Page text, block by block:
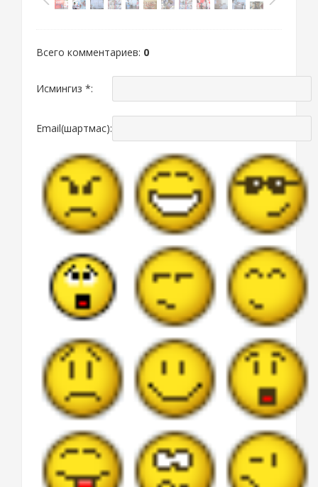
Всего комментариев: 0
Исмингиз *:
Email(шартмас):